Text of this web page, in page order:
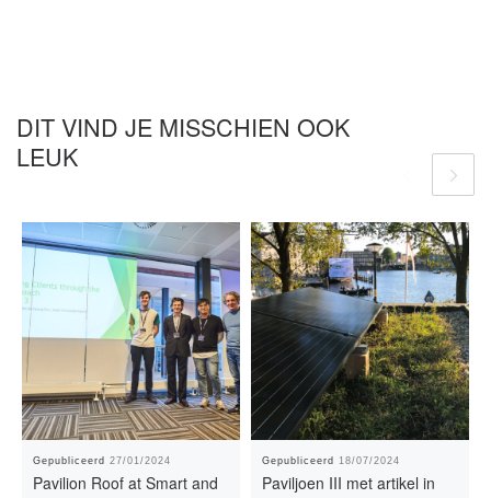
DIT VIND JE MISSCHIEN OOK
LEUK
Gepubliceerd27/01/2024
Pavilion Roof at Smart and
Gepubliceerd18/07/2024
Paviljoen III met artikel in